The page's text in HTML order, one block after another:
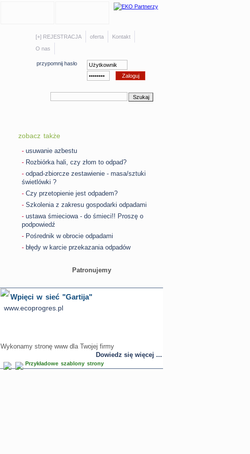
[+] REJESTRACJA oferta
Kontakt
O nas
przypomnij hasło
zobacz także
- usuwanie azbestu
- Rozbiórka hali, czy złom to odpad?
- odpad-zbiorcze zestawienie - masa/sztuki
świetlówki ?
- Czy przetopienie jest odpadem?
- Szkolenia z zakresu gospodarki odpadami
- ustawa śmieciowa - do śmieci!! Proszę o
podpowiedź
- Pośrednik w obrocie odpadami
- błędy w karcie przekazania odpadów
Patronujemy
Wpięci w sieć "Gartija"
www.ecoprogres.pl
Wykonamy stronę www dla Twojej firmy
Dowiedz się więcej ...
Przykładowe szablony strony